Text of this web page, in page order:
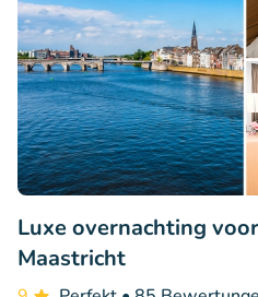
Luxe overnachting
Maastricht